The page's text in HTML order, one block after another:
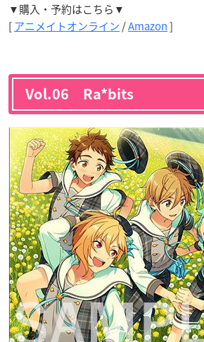
▼購入・予約はこちら▼
[アニメイトオンライン /Amazon]
Vol.06 Ra*bits